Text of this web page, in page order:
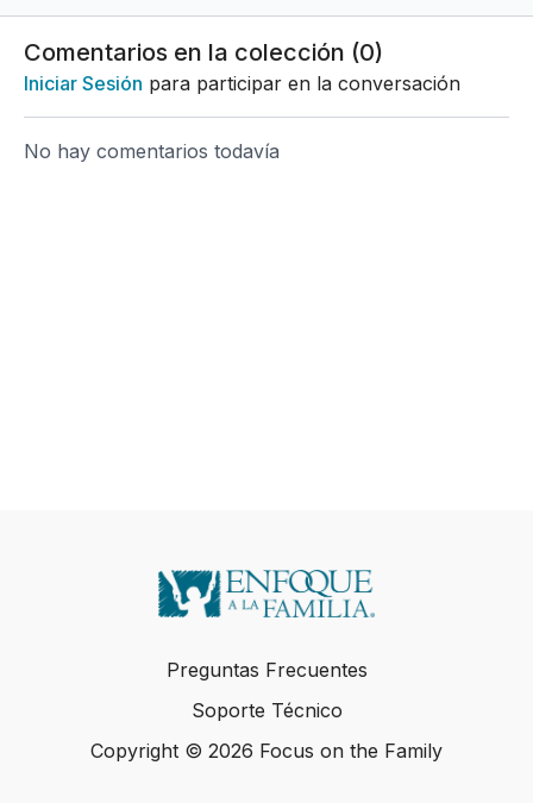
Comentarios en la colección (0)
Iniciar Sesión para participar en la conversación
No hay comentarios todavía
Preguntas Frecuentes
Soporte Técnico
Copyright © 2026 Focus on the Family